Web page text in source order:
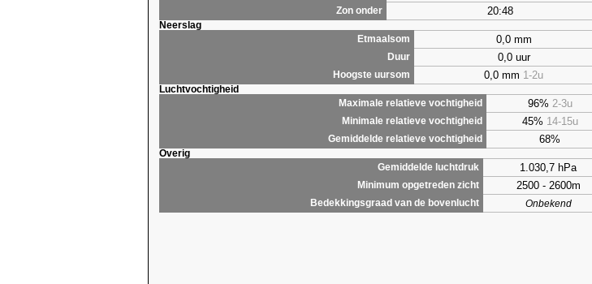
Zon onder 20:48
Neerslag
Etmaalsom
0,0 mm
Duur 0,0 uur
Hoogste uursom 0,0 mm 1-2u
Luchtvochtigheid
Maximale relatieve vochtigheid
96% 2-3u
Minimale relatieve vochtigheid 45% 14-15u
Gemiddelde relatieve vochtigheid 68%
Overig
Gemiddelde luchtdruk
1.030,7 hPa
Minimum opgetreden zicht 2500 - 2600m
Bedekkingsgraad van de bovenlucht Onbekend